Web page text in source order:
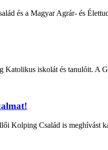
és a Magyar Agrár- és
Katolikus iskolát és tanulóit.
Kolping Család is meghívást